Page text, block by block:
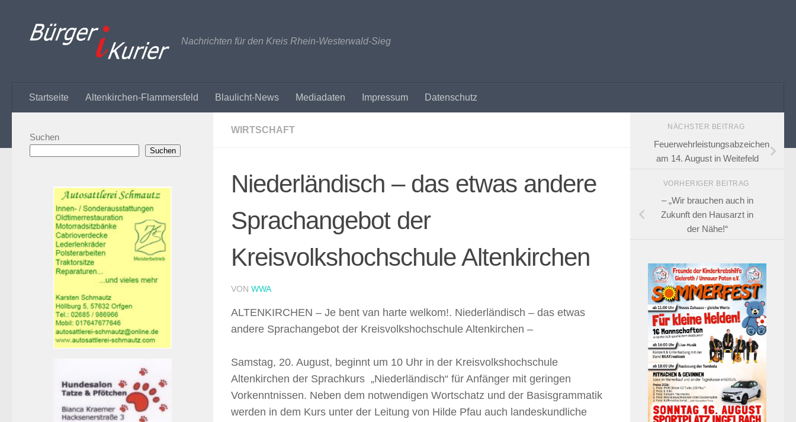
Nachrichten für den Kreis Rhein-Westerwald-Sieg
Startseite Altenkirchen-Flammersfeld Blaulicht-News Mediadaten Impressum Datenschutz
WIRTSCHAFT
Niederländisch – das etwas andere
Sprachangebot der
Kreisvolkshochschule Altenkirchen
VON WWA
ALTENKIRCHEN – Je bent van harte welkom!. Niederländisch – das etwas
andere Sprachangebot der Kreisvolkshochschule Altenkirchen –
Samstag, 20. August, beginnt um 10 Uhr in der Kreisvolkshochschule
Altenkirchen der Sprachkurs „Niederländisch“ für Anfänger mit geringen
Vorkenntnissen. Neben dem notwendigen Wortschatz und der Basisgrammatik
werden in dem Kurs unter der Leitung von Hilde Pfau auch landeskundliche
Suchen
Suchen
NÄCHSTER BEITRAG
Feuerwehrleistungsabzeichen
am 14. August in Weitefeld
VORHERIGER BEITRAG
– „Wir brauchen auch in
Zukunft den Hausarzt in
der Nähe!“